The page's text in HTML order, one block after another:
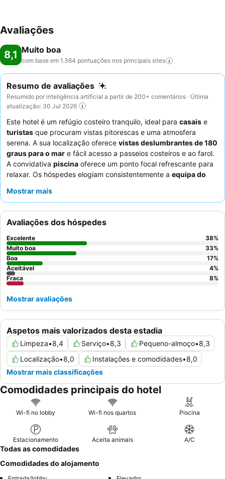
Avaliações
8,1 Muito boa
com base em 1.364 pontuações nos principais sites
Resumo de avaliações
Resumido por inteligência artificial a partir de 200+ comentários · Última
atualização: 30 Jul 2026
Este hotel é um refúgio costeiro tranquilo, ideal para casais e
turistas que procuram vistas pitorescas e uma atmosfera
serena. A sua localização oferece vistas deslumbrantes de 180
graus para o mar e fácil acesso a passeios costeiros e ao farol.
A convidativa piscina oferece um ponto focal refrescante para
relaxar. Os hóspedes elogiam consistentemente a equipa do
pequeno-almoço
pores do sol.
Mostrar mais
Aspetos mais valorizados desta estadia
Limpeza•8,4 Serviço•8,3 Pequeno-almoço•8,3
Localização•8,0 Instalações e comodidades•8,0
Mostrar mais classificações
Avaliações dos hóspedes
Excelente 38%
Muito boa
33%
Boa
17%
Aceitável
4%
Fraca
8%
Mostrar avaliações
Comodidades principais do hotel
Wi-fi no lobby Wi-fi nos quartos Piscina
Estacionamento Aceita animais A/C
Todas as comodidades
Comodidades do alojamento